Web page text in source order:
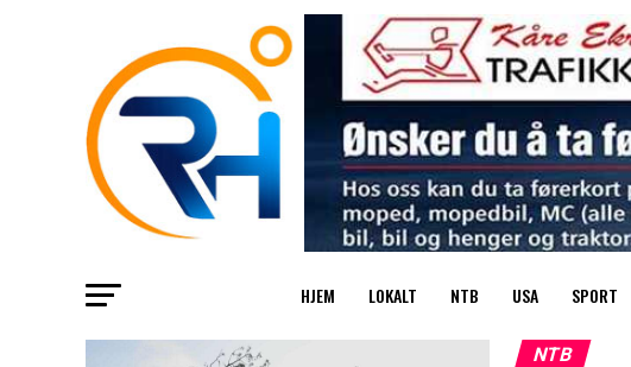
HJEM LOKALT NTB USA SPORT
NTB